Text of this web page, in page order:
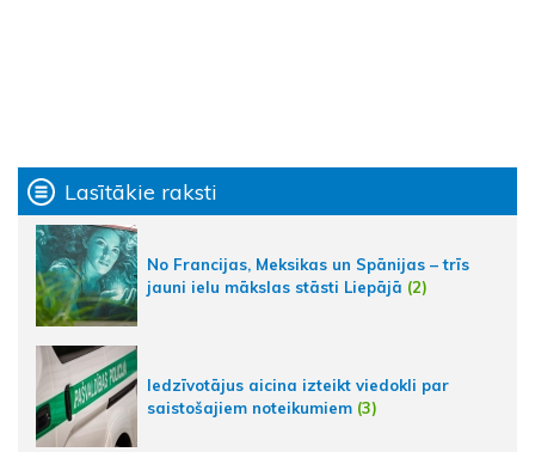
Lasītākie raksti
No Francijas, Meksikas un Spānijas – trīs
jauni ielu mākslas stāsti Liepājā (2)
Iedzīvotājus aicina izteikt viedokli par
saistošajiem noteikumiem (3)